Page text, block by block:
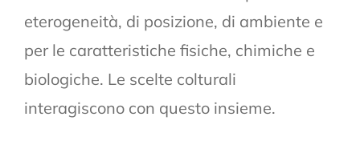
eterogeneità, di posizione, di ambiente e
per le caratteristiche fisiche, chimiche e
biologiche. Le scelte colturali
interagiscono con questo insieme.